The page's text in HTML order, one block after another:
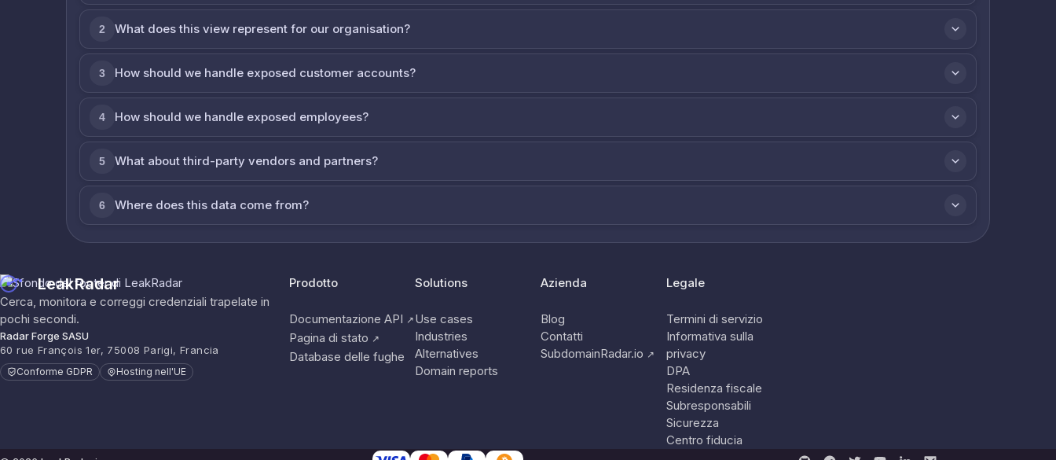
2 What does this view represent for our organisation?
3 How should we handle exposed customer accounts?
4 How should we handle exposed employees?
5 What about third-party vendors and partners?
6 Where does this data come from?
LeakRadar
Cerca, monitora e correggi credenziali trapelate in
pochi secondi.
Radar Forge SASU
60 rue François 1er, 75008 Parigi, Francia
Conforme GDPR Hosting nell'UE
Prodotto
Documentazione API ↗
Pagina di stato ↗
Database delle fughe
Solutions
Use cases
Industries
Alternatives
Domain reports
Azienda
Blog
Contatti
SubdomainRadar.io ↗
Legale
Termini di servizio
Informativa sulla
privacy
DPA
Residenza fiscale
Subresponsabili
Sicurezza
Centro fiducia